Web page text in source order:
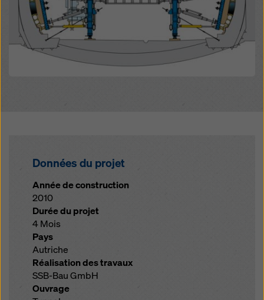
Données du projet
Année de construction
2010
Durée du projet
4 Mois
Pays
Autriche
Réalisation des travaux
SSB-Bau GmbH
Ouvrage